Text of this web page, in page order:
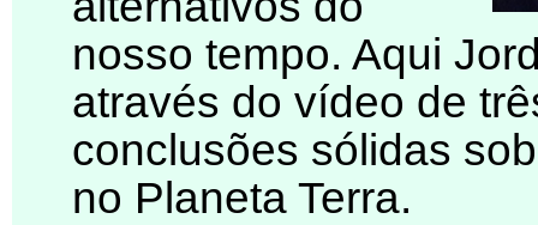
nosso tempo. Aqui
através do vídeo de
conclusões sólidas
no Planeta Terra.